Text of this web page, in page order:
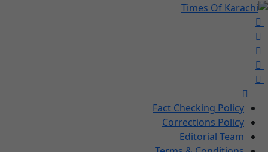
Fact Checking Policy
Corrections Policy
Editorial Team